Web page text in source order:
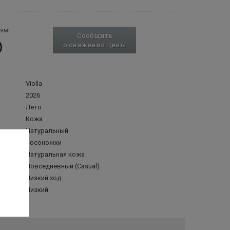
Сообщить
о снижении цены
Violla
2026
Лето
Кожа
Натуральный
Босоножки
Натуральная кожа
Повседневный (Casual)
Низкий ход
Низкий